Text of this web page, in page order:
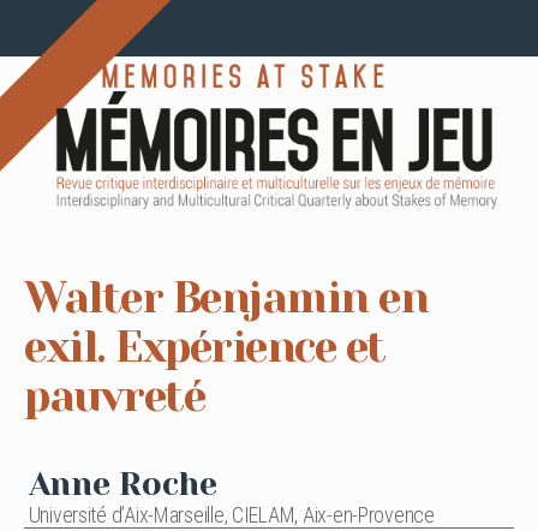
Walter Benjamin en
exil. Expérience et
pauvreté
Anne Roche
Université d’Aix-Marseille, CIELAM, Aix-en-Provence